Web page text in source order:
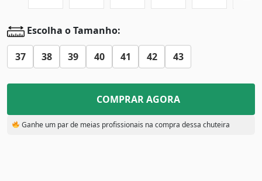
Escolha o Tamanho:
37 38 39 40 41 42 43
COMPRAR AGORA
Ganhe um par de meias profissionais na compra dessa chuteira